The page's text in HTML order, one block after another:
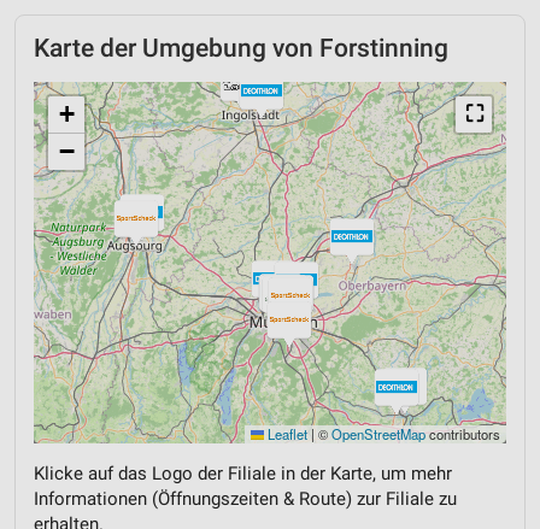
Karte der Umgebung von Forstinning
⛶
+
−
Leaflet | ©OpenStreetMapcontributors
Klicke auf das Logo der Filiale in der Karte, um mehr
Informationen (Öffnungszeiten & Route) zur Filiale zu
erhalten.